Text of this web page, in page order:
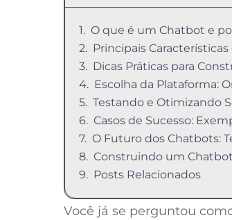
O que é um Chatbot e
Principais
Dicas Práticas para
Escolha da Plataforma:
Testando e Otimizando
Casos de Sucesso:
O Futuro dos Chatbots:
Construindo um
Posts Relacionados
Você já se perguntou